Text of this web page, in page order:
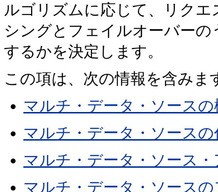
ルゴリズムに応じて、リク
シングとフェイルオーバー
するかを決定します。
この項は、次の情報を含みま
マルチ・データ・ソースの
マルチ・データ・ソース
マルチ・データ・ソース
マルチ・データ・ソース